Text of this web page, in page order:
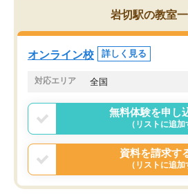
ことができました。自分のように勉強
のやり方や進捗管理で苦労している方
には特におすすめしたい塾です。
岩切駅の教室
オンライン校 詳しく見る
対応エリア 全国
無料体験を申し
（リストに追加
資料を請求す
（リストに追加